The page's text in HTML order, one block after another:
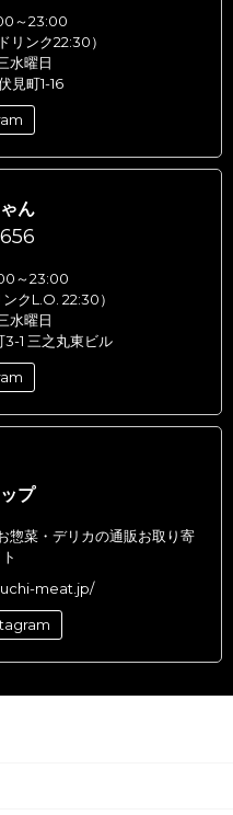
～23:00
リンク22:30）
水曜日
見町1-16
ん
～23:00
クL.O. 22:30）
水曜日
1 三之丸東ビル
プ
惣菜・デリカの通販お取り寄
meat.jp/